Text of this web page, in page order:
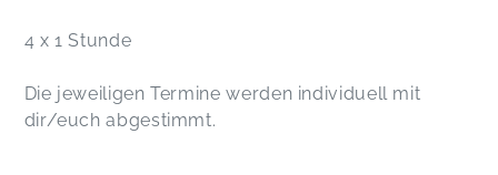
4 x 1 Stunde
Die jeweiligen Termine werden individuell mit
dir/euch abgestimmt.